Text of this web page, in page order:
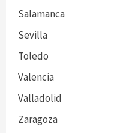
Salamanca
Sevilla
Toledo
Valencia
Valladolid
Zaragoza